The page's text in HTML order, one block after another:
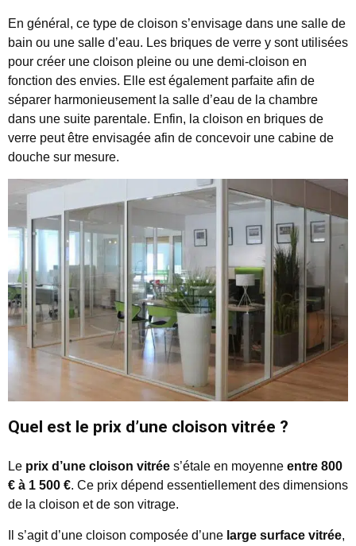
En général, ce type de cloison s’envisage dans une salle de
bain ou une salle d’eau. Les briques de verre y sont utilisées
pour créer une cloison pleine ou une demi-cloison en
fonction des envies. Elle est également parfaite afin de
séparer harmonieusement la salle d’eau de la chambre
dans une suite parentale. Enfin, la cloison en briques de
verre peut être envisagée afin de concevoir une cabine de
douche sur mesure.
Quel est le prix d’une cloison vitrée ?
Le prix d’une cloison vitrée s’étale en moyenne entre 800
€ à 1 500 €. Ce prix dépend essentiellement des dimensions
de la cloison et de son vitrage.
Il s’agit d’une cloison composée d’une large surface vitrée,